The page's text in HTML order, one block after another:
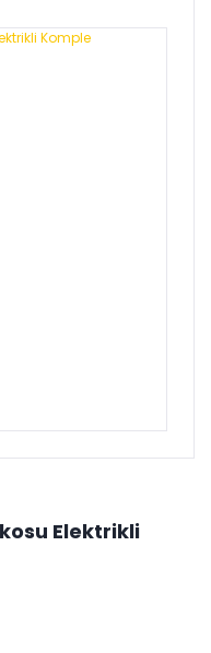
Elektrikli